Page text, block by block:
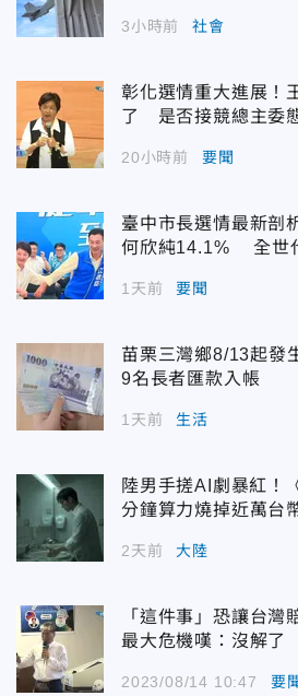
3小時前 社會
彰化選情重大進展！
了 是否接競總主委
20小時前 要聞
臺中市長選情最新剖
何欣純14.1% 全世
1天前 要聞
苗栗三灣鄉8/13起
9名長者匯款入帳
1天前 生活
陸男手搓AI劇暴紅
分鐘算力燒掉近萬台
2天前 大陸
「這件事」恐讓台
最大危機嘆：沒解了
2023/08/14 10:47 要